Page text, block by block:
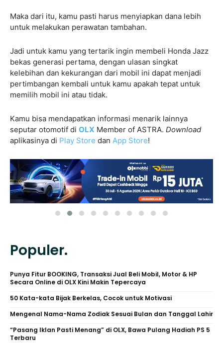
Maka dari itu, kamu pasti harus menyiapkan dana lebih
untuk melakukan perawatan tambahan.
Jadi untuk kamu yang tertarik ingin membeli Honda Jazz
bekas generasi pertama, dengan ulasan singkat
kelebihan dan kekurangan dari mobil ini dapat menjadi
pertimbangan kembali untuk kamu apakah tepat untuk
memilih mobil ini atau tidak.
Kamu bisa mendapatkan informasi menarik lainnya
seputar otomotif di OLX Member of ASTRA. Download
aplikasinya di Play Store dan App Store!
Populer.
Punya Fitur BOOKING, Transaksi Jual Beli Mobil, Motor & HP
Secara Online di OLX Kini Makin Tepercaya
50 Kata-kata Bijak Berkelas, Cocok untuk Motivasi
Mengenal Nama-Nama Zodiak Sesuai Bulan dan Tanggal Lahir
“Pasang Iklan Pasti Menang” di OLX, Bawa Pulang Hadiah PS 5
Terbaru